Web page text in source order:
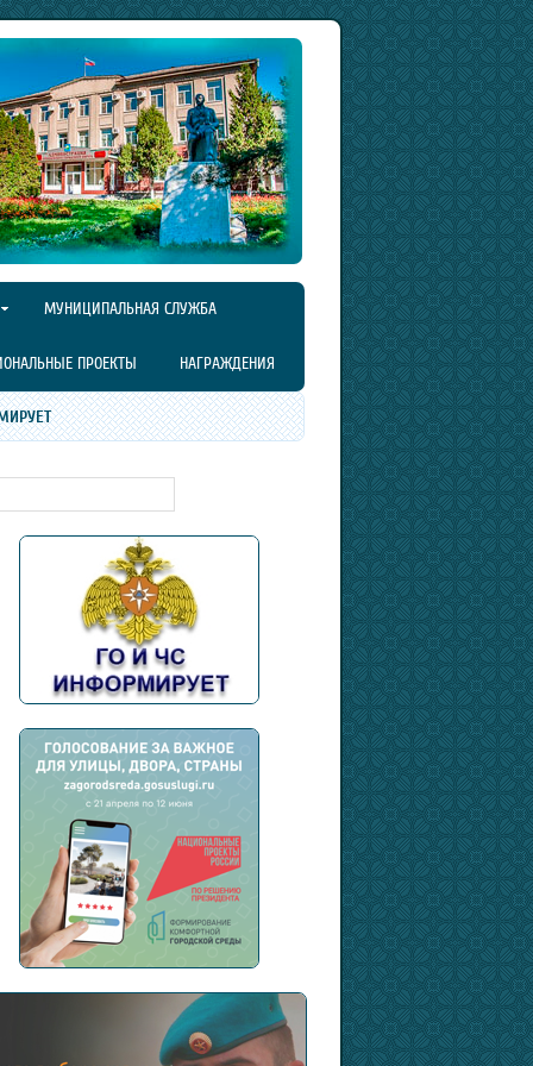
МУНИЦИПАЛЬНАЯ СЛУЖБА
ПРОЕКТЫ НАГРАЖДЕНИЯ